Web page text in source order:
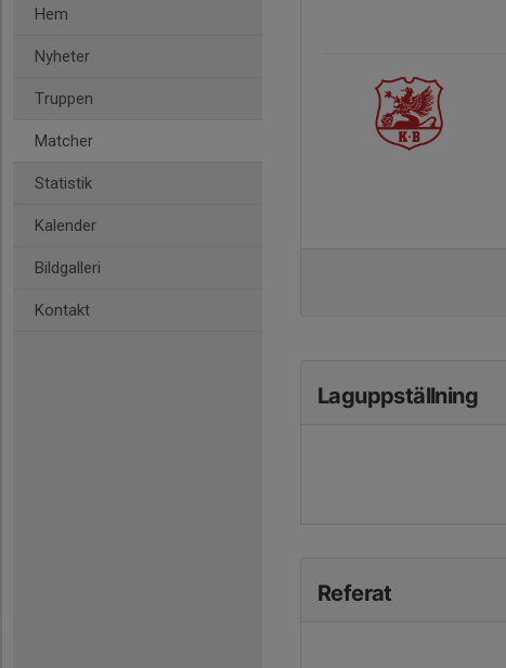
Hem
Nyheter
Truppen
Matcher
Statistik
Kalender
Bildgalleri
Kontakt
Laguppställning
Referat